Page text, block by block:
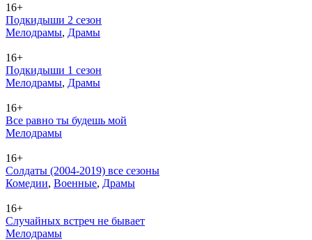
16+
Подкидыши 2 сезон
Ме­ло­дра­мы, Дра­мы
16+
Подкидыши 1 сезон
Ме­ло­дра­мы, Дра­мы
16+
Все равно ты будешь мой
Ме­ло­дра­мы
16+
Солдаты (2004-2019) все сезоны
Ко­ме­дии, Во­ен­ные, Дра­мы
16+
Случайных встреч не бывает
Ме­ло­дра­мы